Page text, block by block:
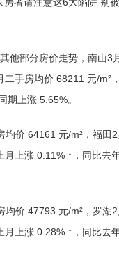
他部分房价走势，南山3
二手房均价 68211 元/m²
期上涨 5.65%。
均价 64161 元/m²，福田
月上涨 0.11% ↑，同比去
均价 47793 元/m²，罗湖
月上涨 0.28% ↑，同比去